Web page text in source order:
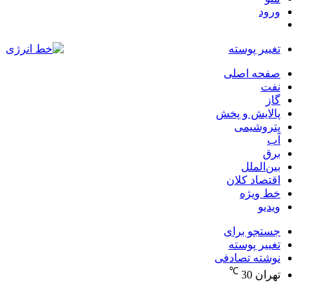
ورود
تغییر پوسته
صفحه اصلی
نفت
گاز
پالایش و پخش
پتروشیمی
آب
برق
بین‌الملل
اقتصاد کلان
خط ویژه
ویدیو
جستجو برای
تغییر پوسته
نوشته تصادفی
تهران 30
℃